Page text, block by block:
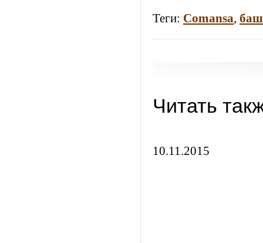
Теги: Comansa,
Читать
10.11.2015